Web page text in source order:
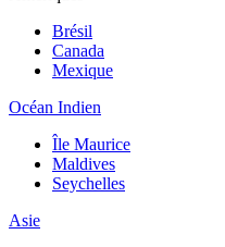
Brésil
Canada
Mexique
Océan Indien
Île Maurice
Maldives
Seychelles
Asie